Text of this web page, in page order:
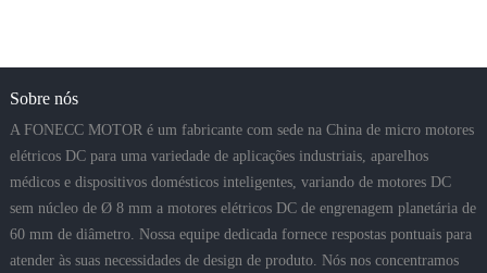
Sobre nós
A FONECC MOTOR é um fabricante com sede na China de micro motores
elétricos DC para uma variedade de aplicações industriais, aparelhos
médicos e dispositivos domésticos inteligentes, variando de motores DC
sem núcleo de Ø 8 mm a motores elétricos DC de engrenagem planetária de
60 mm de diâmetro. Nossa equipe dedicada fornece respostas pontuais para
atender às suas necessidades de design de produto. Nós nos concentramos